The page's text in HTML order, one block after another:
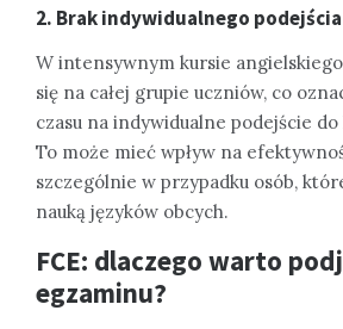
2. Brak indywidualnego podejścia
W intensywnym kursie
się na całej grupie uczniów, co
czasu na indywidualne podejście
To może mieć wpływ na
szczególnie w przypadku osób,
nauką języków obcych.
FCE: dlaczego warto
egzaminu?